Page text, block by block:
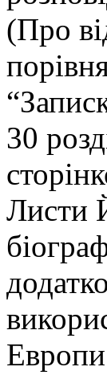
(Про
30
Листи
Европи